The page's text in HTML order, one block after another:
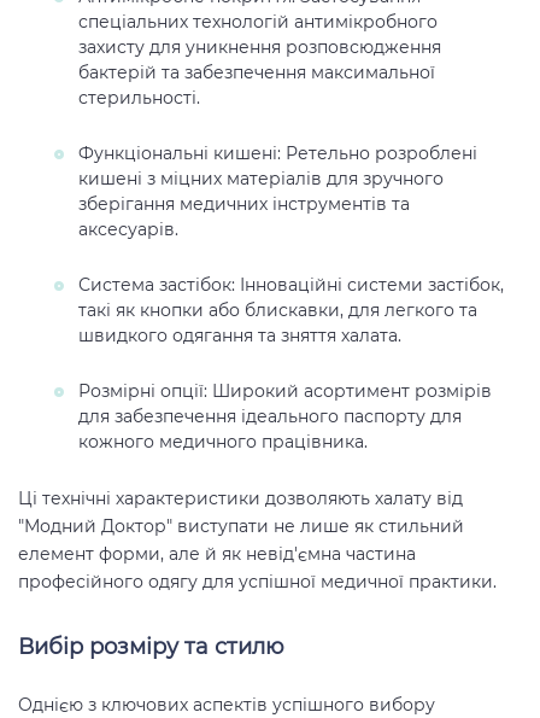
спеціальних технологій антимікробного
захисту для уникнення розповсюдження
бактерій та забезпечення максимальної
стерильності.
Функціональні кишені: Ретельно розроблені
кишені з міцних матеріалів для зручного
зберігання медичних інструментів та
аксесуарів.
Система застібок: Інноваційні системи застібок,
такі як кнопки або блискавки, для легкого та
швидкого одягання та зняття халата.
Розмірні опції: Широкий асортимент розмірів
для забезпечення ідеального паспорту для
кожного медичного працівника.
Ці технічні характеристики дозволяють халату від
"Модний Доктор" виступати не лише як стильний
елемент форми, але й як невід'ємна частина
професійного одягу для успішної медичної практики.
Вибір розміру та стилю
Однією з ключових аспектів успішного вибору